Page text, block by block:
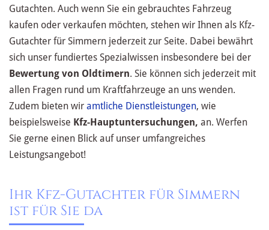
Gutachten. Auch wenn Sie ein gebrauchtes Fahrzeug
kaufen oder verkaufen möchten, stehen wir Ihnen als Kfz-
Gutachter für Simmern jederzeit zur Seite. Dabei bewährt
sich unser fundiertes Spezialwissen insbesondere bei der
Bewertung von Oldtimern. Sie können sich jederzeit mit
allen Fragen rund um Kraftfahrzeuge an uns wenden.
Zudem bieten wir amtliche Dienstleistungen, wie
beispielsweise Kfz-Hauptuntersuchungen, an. Werfen
Sie gerne einen Blick auf unser umfangreiches
Leistungsangebot!
Ihr Kfz-Gutachter für Simmern
ist für Sie da